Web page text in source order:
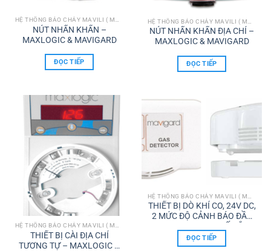
HỆ THỐNG BÁO CHÁY MAVILI ( MAXLOGIC & MAVIGARD)
NÚT NHẤN KHẨN –
MAXLOGIC & MAVIGARD
ĐỌC TIẾP
NÚT NHẤN KHẨN ĐỊA CHỈ –
MAXLOGIC & MAVIGARD
ĐỌC TIẾP
HỆ THỐNG BÁO CHÁY MAVILI ( MAXLOGIC & MAVIGARD)
THIẾT BỊ CÀI ĐỊA CHỈ
TƯƠNG TỰ – MAXLOGIC &
THIẾT BỊ DÒ KHÍ CO, 24V DC,
2 MỨC ĐỘ CẢNH BÁO ĐẦU
ĐẦU DÒ KHÍ ML-0120
ĐỌC TIẾP